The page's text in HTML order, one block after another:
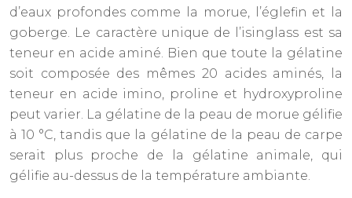
d’eaux profondes comme la morue, l’églefin et la
goberge. Le caractère unique de l’isinglass est sa
teneur en acide aminé. Bien que toute la gélatine
soit composée des mêmes 20 acides aminés, la
teneur en acide imino, proline et hydroxyproline
peut varier. La gélatine de la peau de morue gélifie
à 10 °C, tandis que la gélatine de la peau de carpe
serait plus proche de la gélatine animale, qui
gélifie au-dessus de la température ambiante.